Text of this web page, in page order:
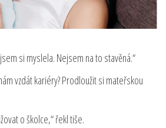
si myslela. Nejsem na to stavěná.“
vzdát kariéry? Prodloužit si mateřskou
o školce,“ řekl tiše.